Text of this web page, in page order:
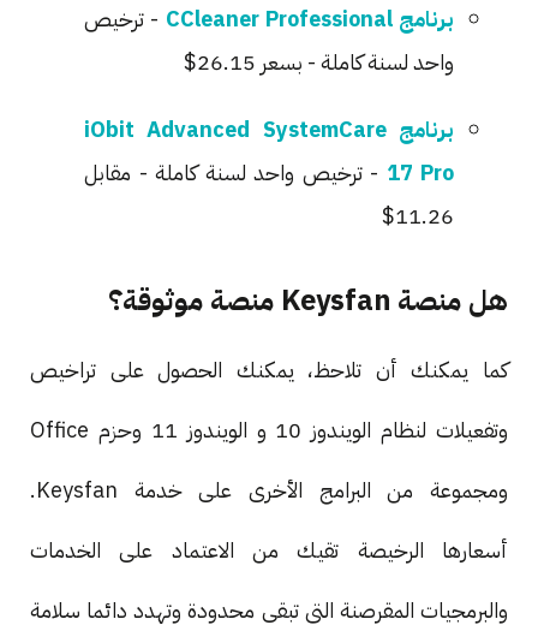
برنامج CCleaner Professional
- ترخيص
واحد لسنة كاملة - بسعر 26.15$
برنامج iObit Advanced SystemCare
17 Pro - ترخيص واحد لسنة كاملة - مقابل
11.26$
هل منصة Keysfan منصة موثوقة؟
كما يمكنك أن تلاحظ، يمكنك الحصول على تراخيص
وتفعيلات لنظام الويندوز 10 و الويندوز 11 وحزم Office
ومجموعة من البرامج الأخرى على خدمة Keysfan.
أسعارها الرخيصة تقيك من الاعتماد على الخدمات
والبرمجيات المقرصنة التي تبقى محدودة وتهدد دائما سلامة